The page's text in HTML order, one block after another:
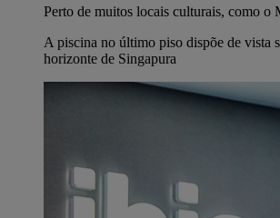
Perto de muitos locais culturais, como o
A piscina no último piso dispõe de vista
horizonte de Singapura